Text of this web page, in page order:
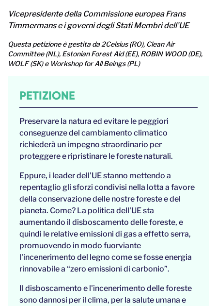
Vicepresidente della Commissione europea Frans
Timmermans e i governi degli Stati Membri dell’UE
Questa petizione è gestita da 2Celsius (RO), Clean Air
Committee (NL), Estonian Forest Aid (EE), ROBIN WOOD (DE),
WOLF (SK) e Workshop for All Beings (PL)
PETIZIONE
Preservare la natura ed evitare le peggiori
conseguenze del cambiamento climatico
richiederà un impegno straordinario per
proteggere e ripristinare le foreste naturali.
Eppure, i leader dell'UE stanno mettendo a
repentaglio gli sforzi condivisi nella lotta a favore
della conservazione delle nostre foreste e del
pianeta. Come? La politica dell'UE sta
aumentando il disboscamento delle foreste, e
quindi le relative emissioni di gas a effetto serra,
promuovendo in modo fuorviante
l'incenerimento del legno come se fosse energia
rinnovabile a “zero emissioni di carbonio”.
Il disboscamento e l'incenerimento delle foreste
sono dannosi per il clima, per la salute umana e